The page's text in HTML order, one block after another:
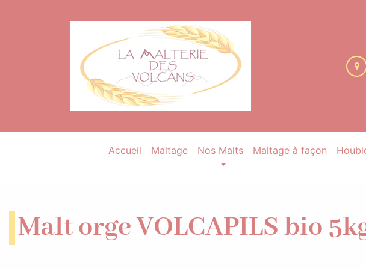
Accueil Maltage Nos Malts Maltage à façon
Malt orge VOLCAPILS bio